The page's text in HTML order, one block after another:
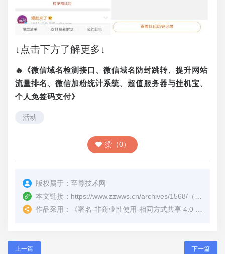
↓点击下方了解更多↓
🔥《微信域名检测接口、微信域名防封跳转、提升网站
流量排名、微信加粉统计系统、超值服务器与挂机宝、
个人免签码支付》
活动
赞（0）
版权属于： 至尊技术网
本文链接： https://www.zzwws.cn/archives/1568/ （转载时请注明本文出处及文章链接）
作品采用：
《署名-非商业性使用-相同方式共享 4.0 国际 (CC BY-NC-SA 4.0)
上一篇 下一篇